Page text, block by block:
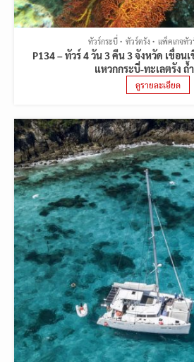
ทัวร์กระบี่ ทัวร์ตรัง แพ็คเกจทั
P134 – ทัวร์ 4 วัน 3 คืน 3 จังหวัด เขื่อน
แหวกกระบี่-ทะเลตรัง ถ้
ดูรายละเอียด